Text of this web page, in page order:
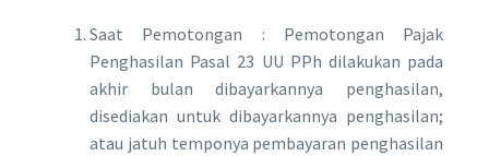
Saat Pemotongan : Pemotongan Pajak
Penghasilan Pasal 23 UU PPh dilakukan pada
akhir bulan dibayarkannya penghasilan,
disediakan untuk dibayarkannya penghasilan;
atau jatuh temponya pembayaran penghasilan